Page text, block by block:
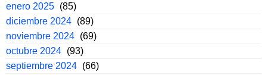
enero 2025 (85)
diciembre 2024 (89)
noviembre 2024 (69)
octubre 2024 (93)
septiembre 2024 (66)